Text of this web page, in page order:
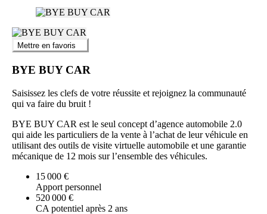
Mettre en favoris
BYE BUY CAR
Saisissez les clefs de votre réussite et rejoignez la communauté
qui va faire du bruit !
BYE BUY CAR est le seul concept d’agence automobile 2.0
qui aide les particuliers de la vente à l’achat de leur véhicule en
utilisant des outils de visite virtuelle automobile et une garantie
mécanique de 12 mois sur l’ensemble des véhicules.
15 000 €
Apport personnel
520 000 €
CA potentiel après 2 ans